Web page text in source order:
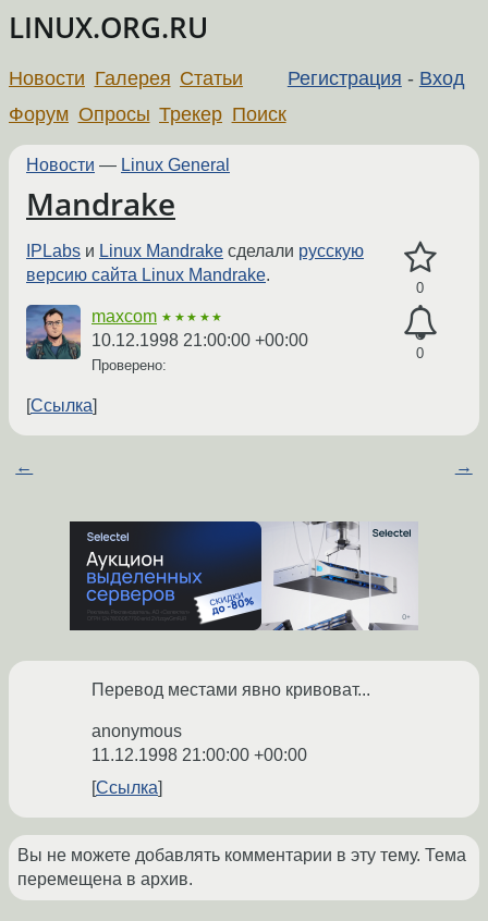
LINUX.ORG.RU
Регистрация - Вход
Новости Галерея Статьи
Форум Опросы Трекер Поиск
Новости — Linux General
Mandrake
0
0
IPLabs и Linux Mandrake сделали русскую
версию сайта Linux Mandrake.
maxcom ★★★★★
10.12.1998 21:00:00 +00:00
Проверено:
Ссылка
← →
Перевод местами явно кривоват...
anonymous
11.12.1998 21:00:00 +00:00
Ссылка
Вы не можете добавлять комментарии в эту тему. Тема
перемещена в архив.